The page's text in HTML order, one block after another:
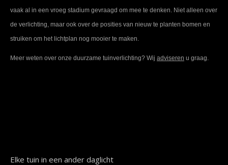
vaak al in een vroeg stadium gevraagd om mee te denken. Niet alleen over
de verlichting, maar ook over de posities van nieuw te planten bomen en
struiken om het lichtplan nog mooier te maken.
Meer weten over onze duurzame tuinverlichting? Wij adviseren u graag.
Elke tuin in een ander daglicht